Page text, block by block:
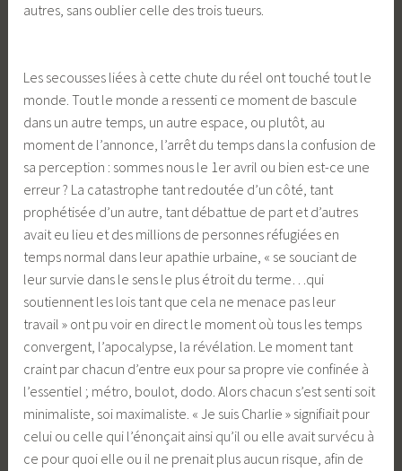
autres, sans oublier celle des trois tueurs.
Les secousses liées à cette chute du réel ont touché tout le
monde. Tout le monde a ressenti ce moment de bascule
dans un autre temps, un autre espace, ou plutôt, au
moment de l’annonce, l’arrêt du temps dans la confusion de
sa perception : sommes nous le 1er avril ou bien est-ce une
erreur ? La catastrophe tant redoutée d’un côté, tant
prophétisée d’un autre, tant débattue de part et d’autres
avait eu lieu et des millions de personnes réfugiées en
temps normal dans leur apathie urbaine, « se souciant de
leur survie dans le sens le plus étroit du terme…qui
soutiennent les lois tant que cela ne menace pas leur
travail » ont pu voir en direct le moment où tous les temps
convergent, l’apocalypse, la révélation. Le moment tant
craint par chacun d’entre eux pour sa propre vie confinée à
l’essentiel ; métro, boulot, dodo. Alors chacun s’est senti soit
minimaliste, soi maximaliste. « Je suis Charlie » signifiait pour
celui ou celle qui l’énonçait ainsi qu’il ou elle avait survécu à
ce pour quoi elle ou il ne prenait plus aucun risque, afin de